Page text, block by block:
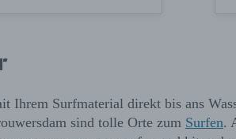
Ihrem Surfmaterial direkt bis ans
sind tolle Orte zum Surfen.